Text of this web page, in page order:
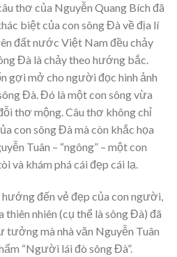
thơ của Nguyễn Quang Bích đã
biệt của con sông Đà về địa lí
đất nước Việt Nam đều chảy
Đà là chảy theo hướng bắc.
gợi mở cho người đọc hình ảnh
Đà. Đó là một con sông vừa
thơ mộng. Câu thơ không chỉ
con sông Đà mà còn khắc họa
Tuân – “ngông” – một con
và khám phá cái đẹp cái lạ.
đến vẻ đẹp của con người,
nhiên (cụ thể là sông Đà) đã
mà nhà văn Nguyễn Tuân
“Người lái đò sông Đà”.